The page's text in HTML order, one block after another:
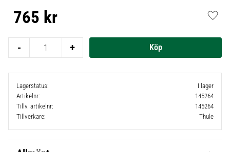
765 kr
+
-
Lagerstatus
I lager
Artikelnr
145264
Tillv. artikelnr
145264
Tillverkare
Thule